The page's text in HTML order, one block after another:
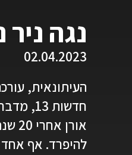
נגה ניר
02.04.2023
העיתונאית,
חדשות
להיפרד. אף